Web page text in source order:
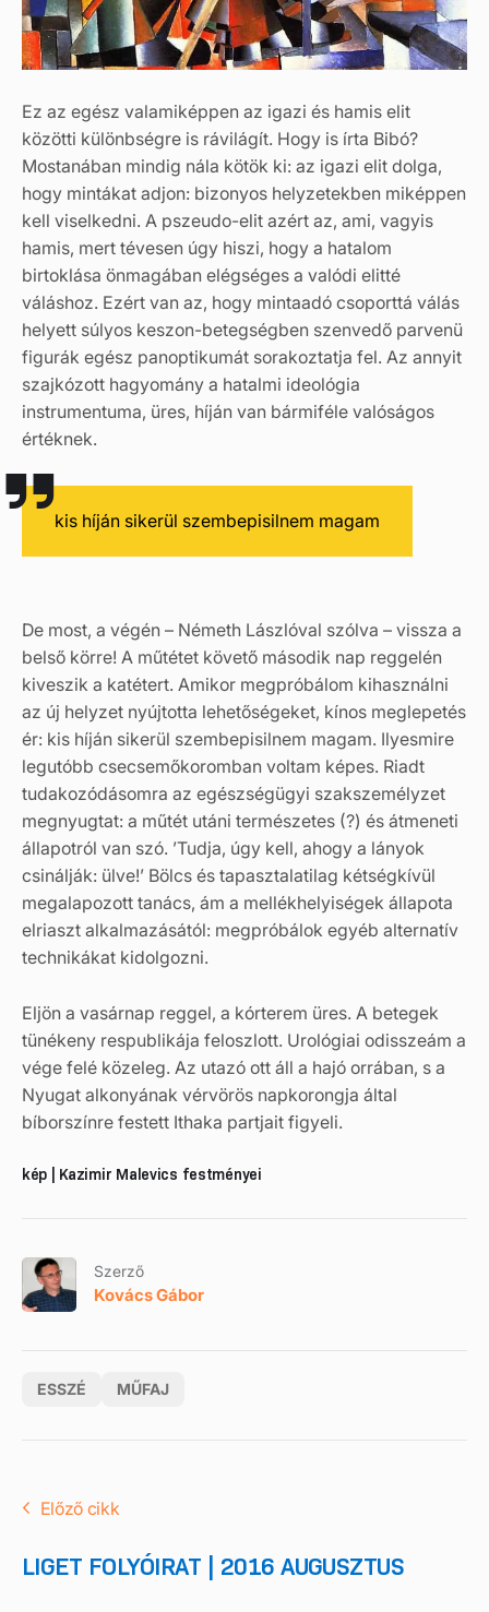
Ez az egész valamiképpen az igazi és hamis elit
közötti különbségre is rávilágít. Hogy is írta Bibó?
Mostanában mindig nála kötök ki: az igazi elit dolga,
hogy mintákat adjon: bizonyos helyzetekben miképpen
kell viselkedni. A pszeudo-elit azért az, ami, vagyis
hamis, mert tévesen úgy hiszi, hogy a hatalom
birtoklása önmagában elégséges a valódi elitté
váláshoz. Ezért van az, hogy mintaadó csoporttá válás
helyett súlyos keszon-betegségben szenvedő parvenü
figurák egész panoptikumát sorakoztatja fel. Az annyit
szajkózott hagyomány a hatalmi ideológia
instrumentuma, üres, híján van bármiféle valóságos
értéknek.
kis híján sikerül szembepisilnem magam
De most, a végén – Németh Lászlóval szólva – vissza a
belső körre! A műtétet követő második nap reggelén
kiveszik a katétert. Amikor megpróbálom kihasználni
az új helyzet nyújtotta lehetőségeket, kínos meglepetés
ér: kis híján sikerül szembepisilnem magam. Ilyesmire
legutóbb csecsemőkoromban voltam képes. Riadt
tudakozódásomra az egészségügyi szakszemélyzet
megnyugtat: a műtét utáni természetes (?) és átmeneti
állapotról van szó. ’Tudja, úgy kell, ahogy a lányok
csinálják: ülve!’ Bölcs és tapasztalatilag kétségkívül
megalapozott tanács, ám a mellékhelyiségek állapota
elriaszt alkalmazásától: megpróbálok egyéb alternatív
technikákat kidolgozni.
Eljön a vasárnap reggel, a kórterem üres. A betegek
tünékeny respublikája feloszlott. Urológiai odisszeám a
vége felé közeleg. Az utazó ott áll a hajó orrában, s a
Nyugat alkonyának vérvörös napkorongja által
bíborszínre festett Ithaka partjait figyeli.
kép | Kazimir Malevics festményei
Szerző
Kovács Gábor
ESSZÉ MŰFAJ
Előző cikk
LIGET FOLYÓIRAT | 2016 AUGUSZTUS